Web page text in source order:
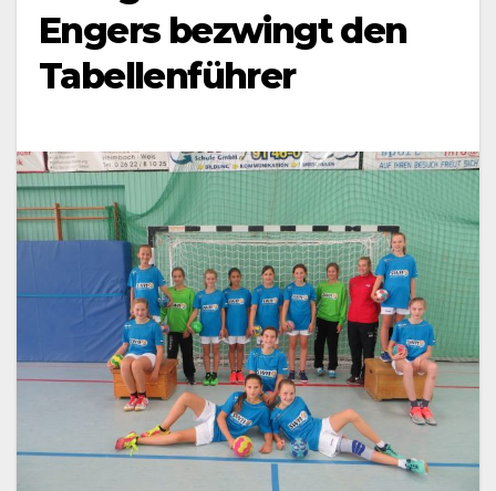
Engers bezwingt den
Tabellenführer